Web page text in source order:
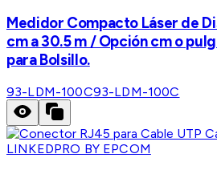
Medidor Compacto Láser de
cm a 30.5 m / Opción cm o
para Bolsillo.
93-LDM-100C93-LDM-100C
LINKEDPRO BY EPCOM